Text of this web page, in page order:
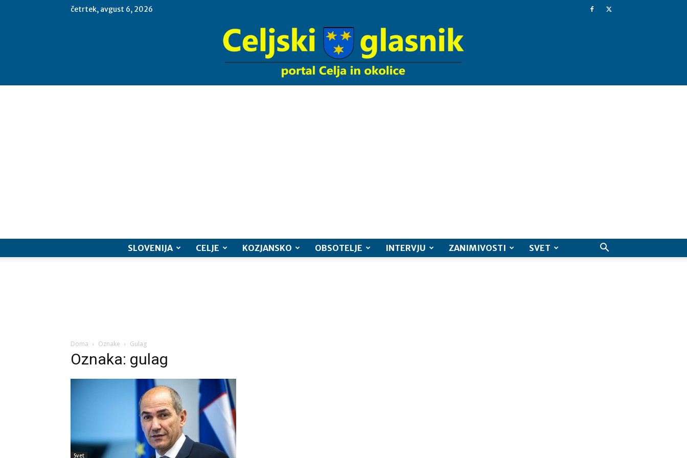
četrtek, avgust 6, 2026
SLOVENIJA CELJE KOZJANSKO OBSOTELJE INTERVJU ZANIMIVOSTI SVET
Doma Oznake Gulag
Oznaka: gulag
Svet